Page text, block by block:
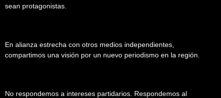
sean protagonistas.
En alianza estrecha con otros medios independientes,
compartimos una visión por un nuevo periodismo en la región.
No respondemos a intereses partidarios. Respondemos al